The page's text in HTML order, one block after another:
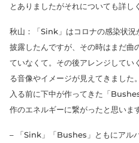
とありましたがそれについても詳し
秋山：「Sink」はコロナの感染状況
披露したんですが、その時はまだ曲
ていなくて。その後アレンジしてい
る音像やイメージが見えてきました
入る前に下中が作ってきた「
作のエネルギーに繋がったと思います
– 「Sink」「Bushes」ともにアル